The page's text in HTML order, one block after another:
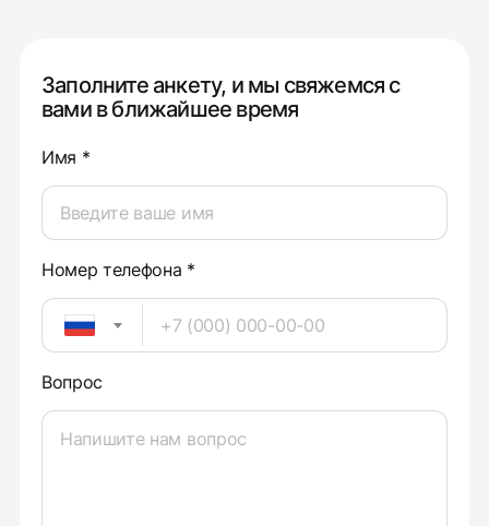
Заполните анкету, и мы свяжемся с
вами в ближайшее время
Имя *
Номер телефона *
Вопрос